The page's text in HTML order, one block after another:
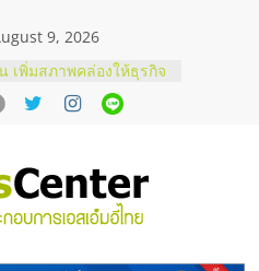
9, 2026
เพิ่มสภาพคล่องให้ธุรกิจ
นฉลุย
โอกาสบริหารสถานี
Meet Up จับคู่แฟรน
งคุณภาพสูง พร้อม